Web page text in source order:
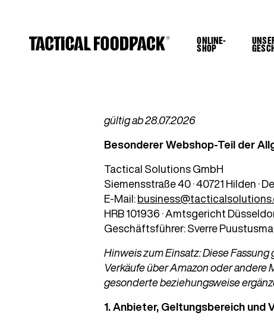
ONLINE-
SHOP
gültig ab 28.07.2026
Besonderer Webshop-Teil der
Tactical Solutions GmbH
Siemensstraße 40 · 40721 Hilden ·
E-Mail:
HRB 101936 · Amtsgericht
Geschäftsführer: Sverre
Hinweis zum Einsatz: Diese
Verkäufe über Amazon oder andere
gesonderte beziehungsweise
1. Anbieter, Geltungsbereich und